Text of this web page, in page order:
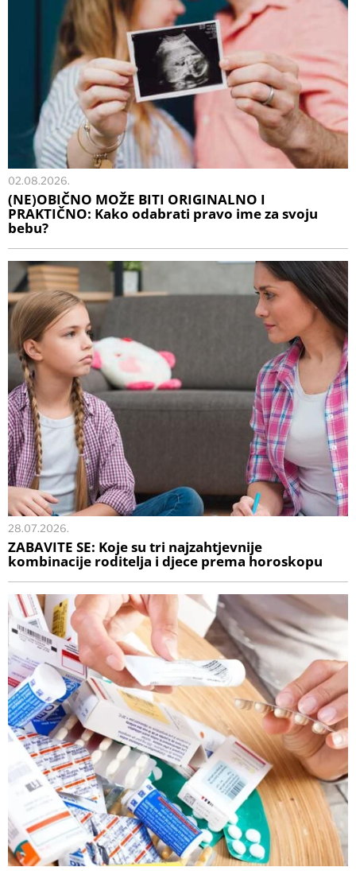
02.08.2026.
(NE)OBIČNO MOŽE BITI ORIGINALNO I
PRAKTIČNO: Kako odabrati pravo ime za svoju
bebu?
28.07.2026.
ZABAVITE SE: Koje su tri najzahtjevnije
kombinacije roditelja i djece prema horoskopu